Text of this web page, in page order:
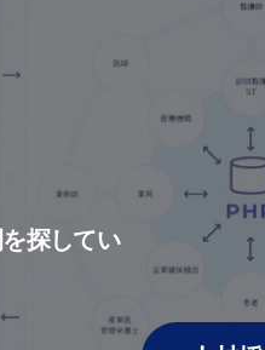
探してい